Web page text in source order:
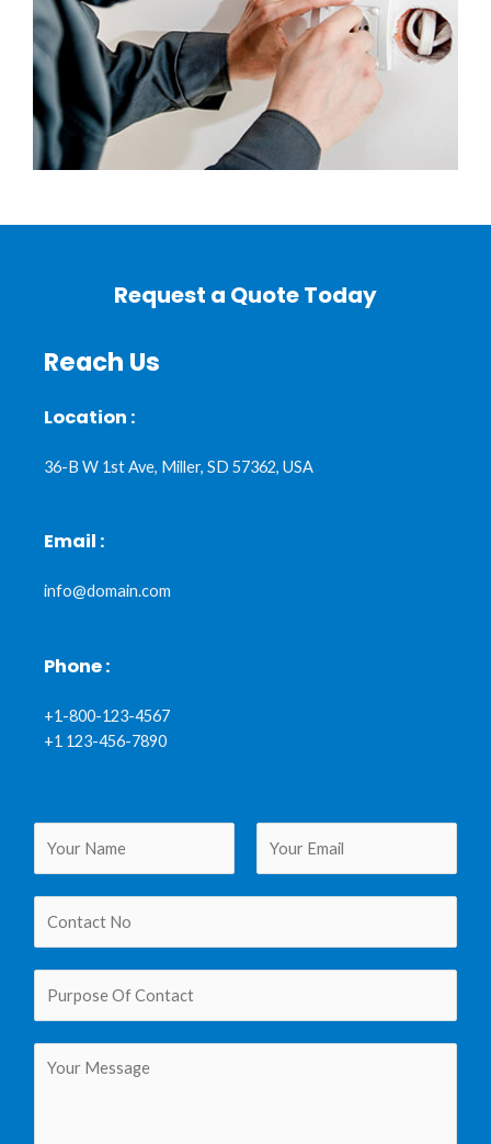
Request a Quote Today
Reach Us
Location :
36-B W 1st Ave, Miller, SD 57362, USA
Email :
info@domain.com
Phone :
+1-800-123-4567
+1 123-456-7890